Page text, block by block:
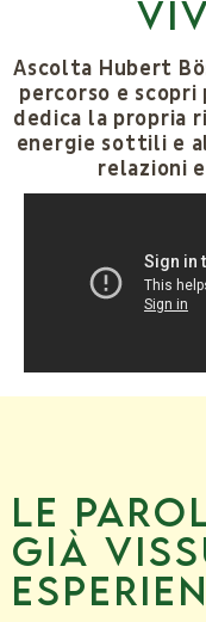
Ascolta Hubert
percorso e
dedica la propria
energie sottili e
relazioni
Le
già